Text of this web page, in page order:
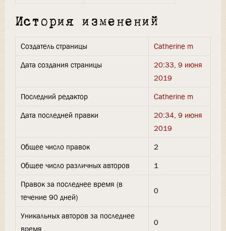
История изменений
Создатель страницы
Catherine m
Дата создания страницы
20:33, 9 июня
2019
Последний редактор
Catherine m
Дата последней правки
20:34, 9 июня
2019
Общее число правок
2
Общее число различных авторов
1
Правок за последнее время (в
течение 90 дней)
0
Уникальных авторов за последнее
время
0